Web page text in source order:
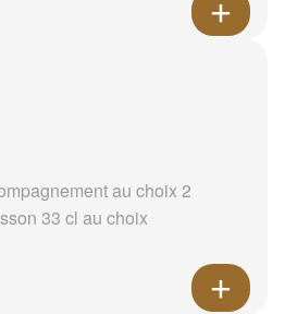
au choix 2
33 cl au choix